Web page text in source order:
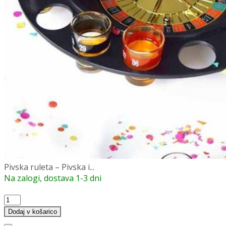
Pivska ruleta – Pivska i...
Na zalogi, dostava 1-3 dni
Pivska
ruleta
Dodaj v košarico